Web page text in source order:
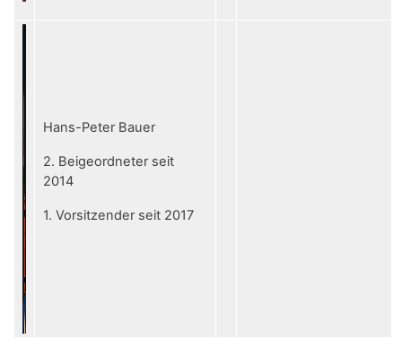
Hans-Peter Bauer
2. Beigeordneter seit
2014
1. Vorsitzender seit 2017